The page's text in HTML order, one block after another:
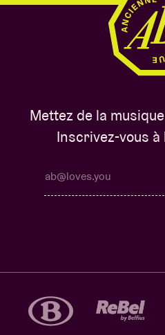
Mettez de la
Inscrivez-vous